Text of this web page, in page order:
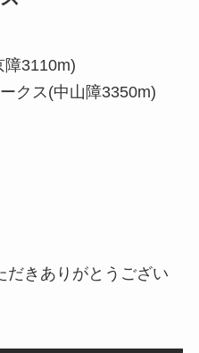
障3110m)
クス(中山障3350m)
だきありがとうござい